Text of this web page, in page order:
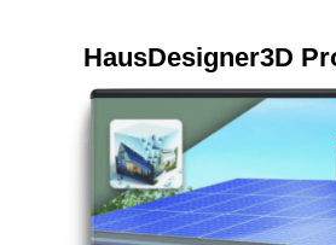
HausDesigner3D